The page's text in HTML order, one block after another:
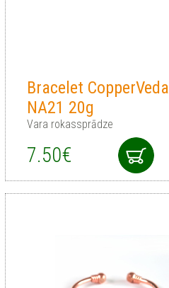
Bracelet CopperVeda
NA21 20g
Vara rokassprādze
7.50€